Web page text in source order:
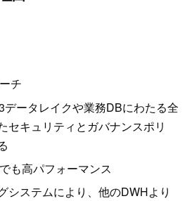
チ
データレイクや業務DBにわたる全
セキュリティとガバナンスポリ
も高パフォーマンス
システムにより、他のDWHより